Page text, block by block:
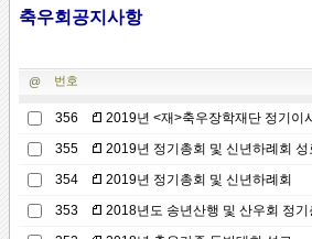
축우회공지사항
@ 번호
356
2019년 <재>축우장학재단 정기이
355
2019년 정기총회 및 신년하례회 성
354
2019년 정기총회 및 신년하례회
353
2018년도 송년산행 및 산우회 정기